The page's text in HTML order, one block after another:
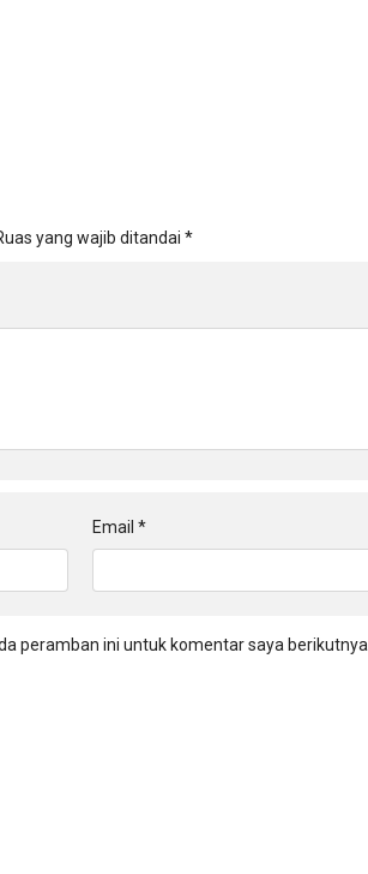
yang wajib ditandai *
Email *
peramban ini untuk komentar saya berikutnya.